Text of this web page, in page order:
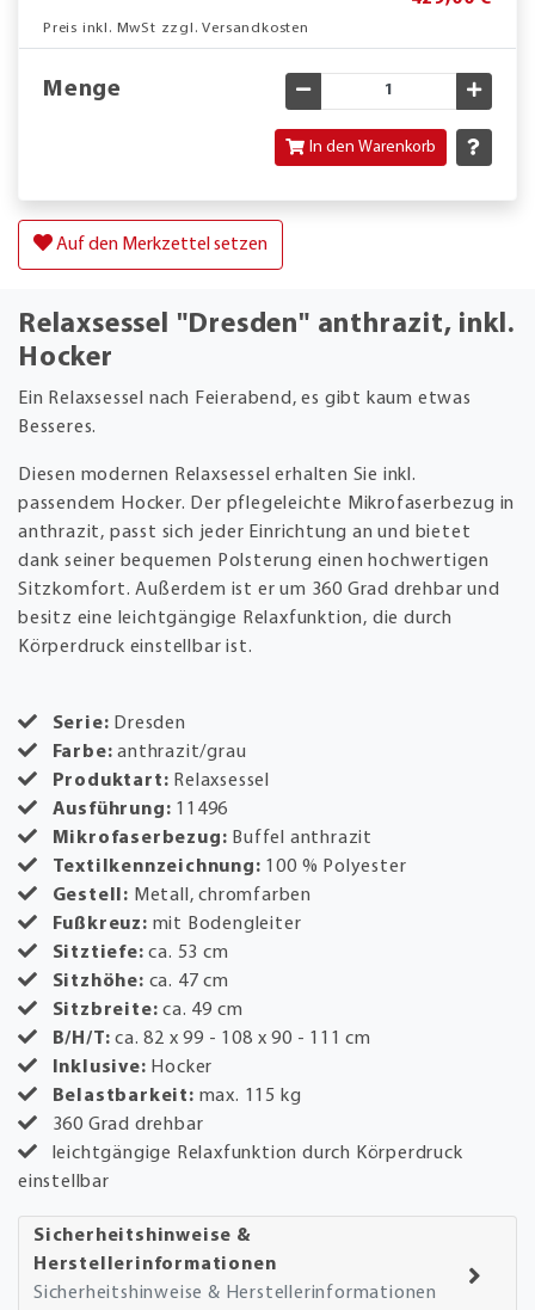
Preis inkl. MwSt zzgl. Versandkosten
Menge Gewünschte Menge
In den Warenkorb
Auf den Merkzettel setzen
Relaxsessel "Dresden" anthrazit, inkl.
Hocker
Ein Relaxsessel nach Feierabend, es gibt kaum etwas
Besseres.
Diesen modernen Relaxsessel erhalten Sie inkl.
passendem Hocker. Der pflegeleichte Mikrofaserbezug in
anthrazit, passt sich jeder Einrichtung an und bietet
dank seiner bequemen Polsterung einen hochwertigen
Sitzkomfort. Außerdem ist er um 360 Grad drehbar und
besitz eine leichtgängige Relaxfunktion, die durch
Körperdruck einstellbar ist.
Serie: Dresden
Farbe: anthrazit/grau
Produktart: Relaxsessel
Ausführung: 11496
Mikrofaserbezug: Buffel anthrazit
Textilkennzeichnung: 100 % Polyester
Gestell: Metall, chromfarben
Fußkreuz: mit Bodengleiter
Sitztiefe:ca. 53 cm
Sitzhöhe: ca. 47 cm
Sitzbreite:ca. 49 cm
B/H/T:ca. 82 x 99 - 108 x 90 - 111 cm
Inklusive: Hocker
Belastbarkeit: max. 115 kg
360 Grad drehbar
leichtgängige Relaxfunktion durch Körperdruck
einstellbar
Sicherheitshinweise &
Herstellerinformationen
Sicherheitshinweise & Herstellerinformationen